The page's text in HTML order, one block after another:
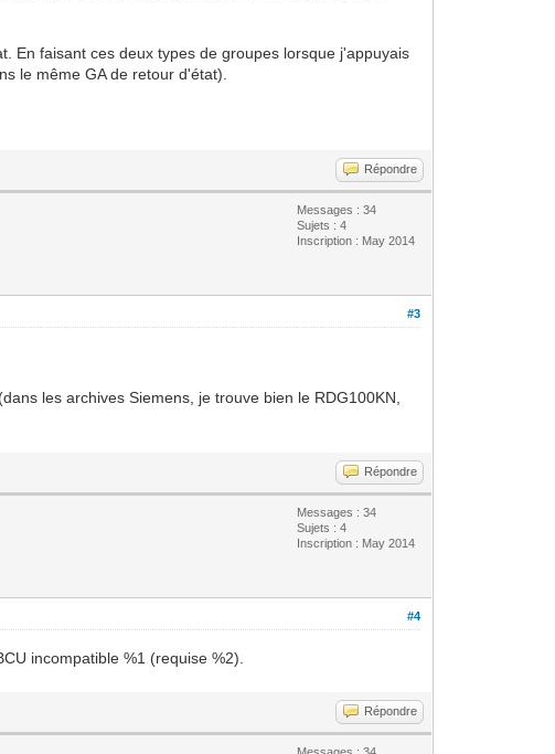
En faisant ces deux types de groupes lorsque j'appuyais
le même GA de retour d'état).
Répondre
Messages : 34
Sujets : 4
Inscription : May 2014
#3
les archives Siemens, je trouve bien le RDG100KN,
Répondre
Messages : 34
Sujets : 4
Inscription : May 2014
#4
incompatible %1 (requise %2).
Répondre